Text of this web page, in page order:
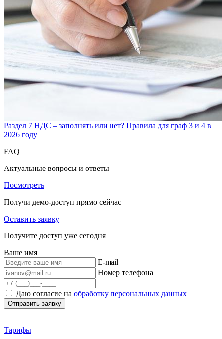
Раздел 7 НДС – заполнять или нет? Правила для граф 3 и 4 в
2026 году
FAQ
Актуальные вопросы и ответы
Посмотреть
Получи демо-доступ прямо сейчас
Оставить заявку
Получите доступ уже сегодня
Ваше имя
E-mail
Номер телефона
Даю согласие на обработку персональных данных
Тарифы